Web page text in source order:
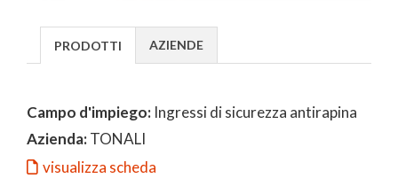
PRODOTTI AZIENDE
Campo d'impiego: Ingressi di sicurezza antirapina
Azienda:TONALI
visualizza scheda